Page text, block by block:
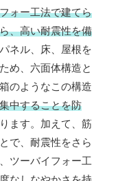
ォー工法で建てら
、高い耐震性を備
ネル、床、屋根を
め、六面体構造と
のようなこの構造
中することを防
ます。加えて、筋
で、耐震性をさら
ツーバイフォー工